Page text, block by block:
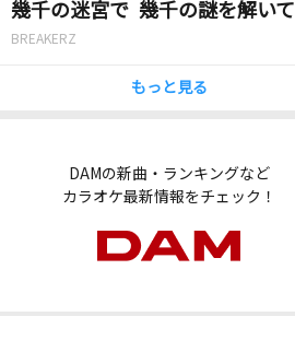
幾千の迷宮で 幾千の謎を解いて
BREAKERZ
もっと見る
DAMの新曲・ランキングなど
カラオケ最新情報をチェック！